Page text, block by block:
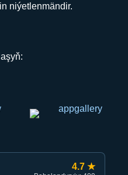
niýetlenmändir.
4.7 ★